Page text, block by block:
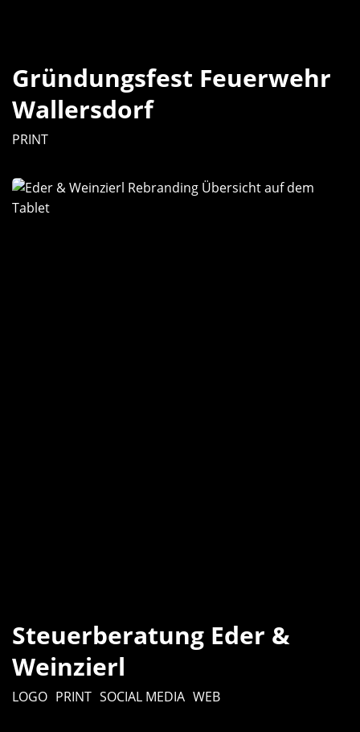
PRINT
Gründungsfest Feuerwehr
Wallersdorf
Steuerberatung
Eder
LOGO PRINT SOCIAL MEDIA WEB
Steuerberatung Eder &
Weinzierl